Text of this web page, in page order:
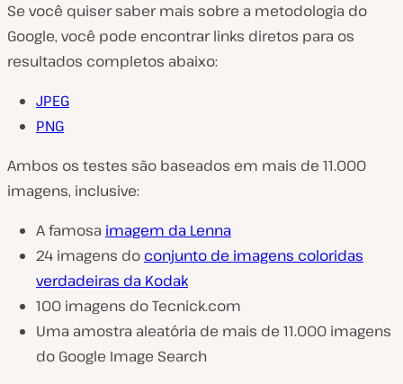
Se você quiser saber mais sobre a metodologia do
Google, você pode encontrar links diretos para os
resultados completos abaixo:
JPEG
PNG
Ambos os testes são baseados em mais de 11.000
imagens, inclusive:
A famosa imagem da Lenna
24 imagens do conjunto de imagens coloridas
verdadeiras da Kodak
100 imagens do Tecnick.com
Uma amostra aleatória de mais de 11.000 imagens
do Google Image Search